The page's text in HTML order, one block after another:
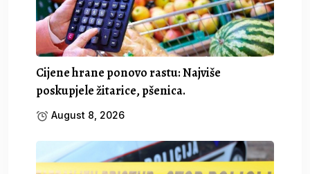
Cijene hrane ponovo rastu: Najviše
poskupjele žitarice, pšenica.
August 8, 2026